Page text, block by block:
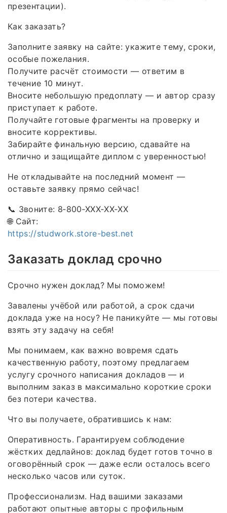
презентации).
Как заказать?
Заполните заявку на сайте: укажите тему, сроки,
особые пожелания.
Получите расчёт стоимости — ответим в
течение 10 минут.
Вносите небольшую предоплату — и автор сразу
приступает к работе.
Получайте готовые фрагменты на проверку и
вносите коррективы.
Забирайте финальную версию, сдавайте на
отлично и защищайте диплом с уверенностью!
Не откладывайте на последний момент —
оставьте заявку прямо сейчас!
📞 Звоните: 8‑800‑XXX‑XX‑XX
🌐 Сайт:
https://studwork.store-best.net
Заказать доклад срочно
Срочно нужен доклад? Мы поможем!
Завалены учёбой или работой, а срок сдачи
доклада уже на носу? Не паникуйте — мы готовы
взять эту задачу на себя!
Мы понимаем, как важно вовремя сдать
качественную работу, поэтому предлагаем
услугу срочного написания докладов — и
выполним заказ в максимально короткие сроки
без потери качества.
Что вы получаете, обратившись к нам:
Оперативность. Гарантируем соблюдение
жёстких дедлайнов: доклад будет готов точно в
оговорённый срок — даже если осталось всего
несколько часов или суток.
Профессионализм. Над вашими заказами
работают опытные авторы с профильным